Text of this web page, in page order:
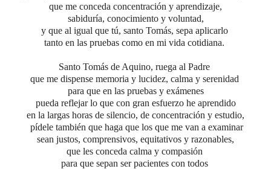
que me conceda concentración y aprendizaje,
sabiduría, conocimiento y voluntad,
y que al igual que tú, santo Tomás, sepa aplicarlo
tanto en las pruebas como en mi vida cotidiana.
Santo Tomás de Aquino, ruega al Padre
que me dispense memoria y lucidez, calma y serenidad
para que en las pruebas y exámenes
pueda reflejar lo que con gran esfuerzo he aprendido
en la largas horas de silencio, de concentración y estudio,
pídele también que haga que los que me van a examinar
sean justos, comprensivos, equitativos y razonables,
que les conceda calma y compasión
para que sepan ser pacientes con todos